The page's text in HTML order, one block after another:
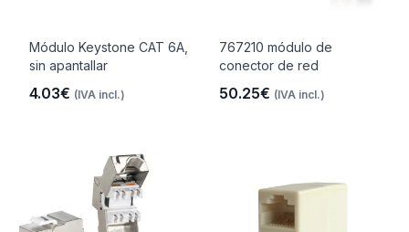
Módulo Keystone CAT 6A,
sin apantallar
4.03€ (IVA incl.)
767210 módulo de
conector de red
50.25€ (IVA incl.)